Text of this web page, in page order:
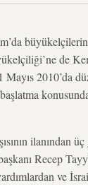
de
2010’da
ilanından
Recep
ve